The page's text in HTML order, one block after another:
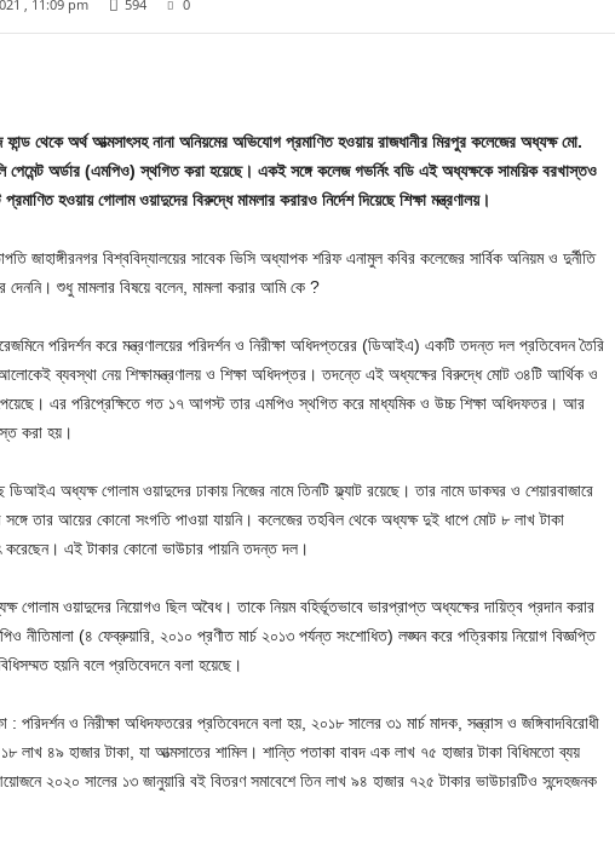
, 11:09 pm 594 0
ফান্ড থেকে অর্থ আত্মসাৎসহ নানা অনিয়মের অভিযোগ প্রমাণিত হওয়ায় রাজধানীর মিরপুর কলেজের অধ্যক্ষ মো.
পেমেন্ট অর্ডার (এমপিও) স্থগিত করা হয়েছে। একই সঙ্গে কলেজ গভর্নিং বডি এই অধ্যক্ষকে সাময়িক বরখাস্তও
হওয়ায় গোলাম ওয়াদুদের বিরুদ্ধে মামলার করারও নির্দেশ দিয়েছে শিক্ষা মন্ত্রণালয়।
জাহাঙ্গীরনগর বিশ্ববিদ্যালয়ের সাবেক ভিসি অধ্যাপক শরিফ এনামুল কবির কলেজের সার্বিক অনিয়ম ও দুর্নীতি
শুধু মামলার বিষয়ে বলেন, মামলা করার আমি কে ?
পরিদর্শন করে মন্ত্রণালয়ের পরিদর্শন ও নিরীক্ষা অধিদপ্তরের (ডিআইএ) একটি তদন্ত দল প্রতিবেদন তৈরি
ব্যবস্থা নেয় শিক্ষামন্ত্রণালয় ও শিক্ষা অধিদপ্তর। তদন্তে এই অধ্যক্ষের বিরুদ্ধে মোট ৩৪টি আর্থিক ও
এর পরিপ্রেক্ষিতে গত ১৭ আগস্ট তার এমপিও স্থগিত করে মাধ্যমিক ও উচ্চ শিক্ষা অধিদফতর। আর
করা হয়।
অধ্যক্ষ গোলাম ওয়াদুদের ঢাকায় নিজের নামে তিনটি ফ্ল্যাট রয়েছে। তার নামে ডাকঘর ও শেয়ারবাজারে
সঙ্গে তার আয়ের কোনো সংগতি পাওয়া যায়নি। কলেজের তহবিল থেকে অধ্যক্ষ দুই ধাপে মোট ৮ লাখ টাকা
করেছেন। এই টাকার কোনো ভাউচার পায়নি তদন্ত দল।
গোলাম ওয়াদুদের নিয়োগও ছিল অবৈধ। তাকে নিয়ম বহির্ভূতভাবে ভারপ্রাপ্ত অধ্যক্ষের দায়িত্ব প্রদান করার
নীতিমালা (৪ ফেব্রুয়ারি, ২০১০ প্রণীত মার্চ ২০১৩ পর্যন্ত সংশোধিত) লঙ্ঘন করে পত্রিকায় নিয়োগ বিজ্ঞপ্তি
হয়নি বলে প্রতিবেদনে বলা হয়েছে।
পরিদর্শন ও নিরীক্ষা অধিদফতরের প্রতিবেদনে বলা হয়, ২০১৮ সালের ৩১ মার্চ মাদক, সন্ত্রাস ও জঙ্গিবাদবিরোধী
লাখ ৪৯ হাজার টাকা, যা আত্মসাতের শামিল। শান্তি পতাকা বাবদ এক লাখ ৭৫ হাজার টাকা বিধিমতো ব্যয়
২০২০ সালের ১৩ জানুয়ারি বই বিতরণ সমাবেশে তিন লাখ ৯৪ হাজার ৭২৫ টাকার ভাউচারটিও সন্দেহজনক